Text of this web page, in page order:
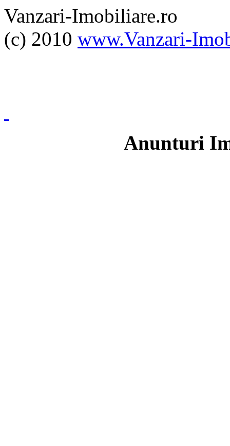
Vanzari-Imobiliare.ro
(c) 2010 www.Vanzari-
Anunturi